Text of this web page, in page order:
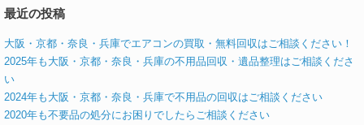
最近の投稿
大阪・京都・奈良・兵庫でエアコンの買取・無料回収はご相談ください！
2025年も大阪・京都・奈良・兵庫の不用品回収・遺品整理はご相談くださ
い
2024年も大阪・京都・奈良・兵庫で不用品の回収はご相談ください
2020年も不要品の処分にお困りでしたらご相談ください